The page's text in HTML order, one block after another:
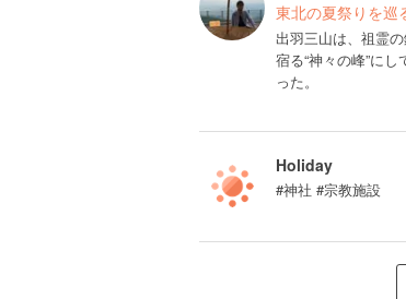
東北の夏祭りを巡
出羽三山は、祖霊
宿る“神々の峰”に
った。
Holiday
#神社 #宗教施設